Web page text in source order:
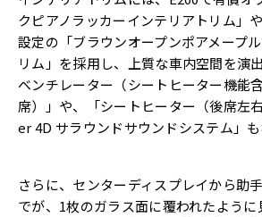
クピアノラッカーインテリアトリム」
設定の「ブラウンオープンポアメープ
リム」を採用し、上質な車内空間を演
ベンチレーター（シートヒーター機能
席）」や、「シートヒーター（後席左
er 4D サラウンドサウンドシステム」も
さらに、センターディスプレイから助
でが、1枚のガラス面に覆われたよう